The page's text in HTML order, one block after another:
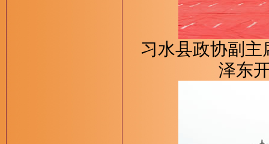
习水县政协副
泽东